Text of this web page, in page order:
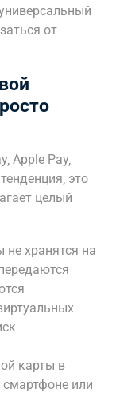
от
Apple Pay‚
это
целый
хранятся на
карты в
или